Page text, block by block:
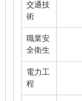
交通技
術
職業安
全衛生
電力工
程